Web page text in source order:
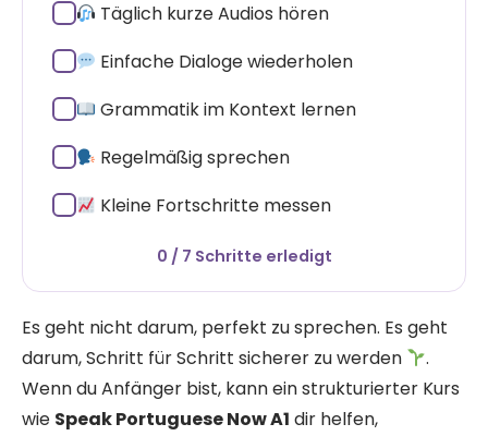
Täglich kurze Audios hören
Einfache Dialoge wiederholen
Grammatik im Kontext lernen
Regelmäßig sprechen
Kleine Fortschritte messen
0 / 7 Schritte erledigt
Es geht nicht darum, perfekt zu sprechen. Es geht
darum, Schritt für Schritt sicherer zu werden
.
Wenn du Anfänger bist, kann ein strukturierter Kurs
wie Speak Portuguese Now A1 dir helfen,